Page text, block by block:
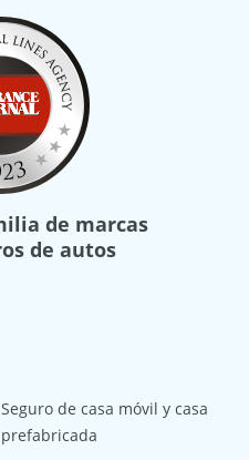
de marcas
de autos
Seguro de casa móvil y casa
prefabricada